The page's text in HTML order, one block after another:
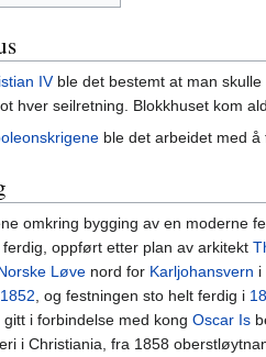
IVble det bestemt at man skulle
hver seilretning. Blokkhuset kom
ble det arbeidet med
omkring bygging av en moderne
ferdig, oppført etter plan av arkitekt
Løve nord for Karljohansvern i
1852, og festningen sto helt ferdig i
gitt i forbindelse med kong Oscar Is
i Christiania, fra 1858